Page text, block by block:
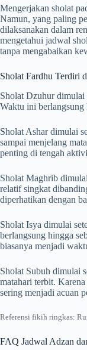
Mengerjakan sholat
Namun, yang paling
dilaksanakan dalam
mengetahui jadwal
tanpa mengabaikan
Sholat Fardhu Terdiri
Sholat Dzuhur dimulai
Waktu ini berlangsung
Sholat Ashar dimulai
sampai menjelang
penting di tengah
Sholat Maghrib
relatif singkat
diperhatikan dengan
Sholat Isya dimulai
berlangsung hingga
biasanya menjadi
Sholat Subuh dimulai
matahari terbit.
sering menjadi acuan
Referensi fikih ringkas:
FAQ Jadwal Adzan